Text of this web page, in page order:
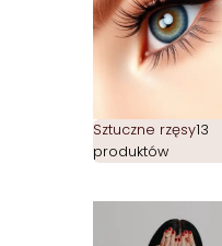
Sztuczne rzęsy13
produktów